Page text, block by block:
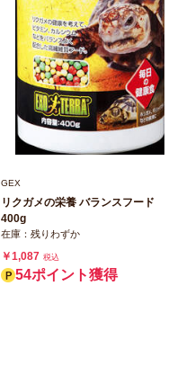
GEX
リクガメの栄養 バランスフード
400g
在庫：残りわずか
￥1,087 税込
54ポイント獲得